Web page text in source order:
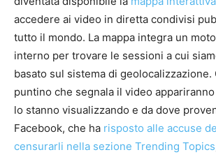
accedere ai video in diretta condivisi
tutto il mondo. La mappa integra un
interno per trovare le sessioni a cui
basato sul sistema di geolocalizzazione.
puntino che segnala il video
lo stanno visualizzando e da dove
Facebook, che ha risposto alle accuse
censurarli nella sezione Trending Topics